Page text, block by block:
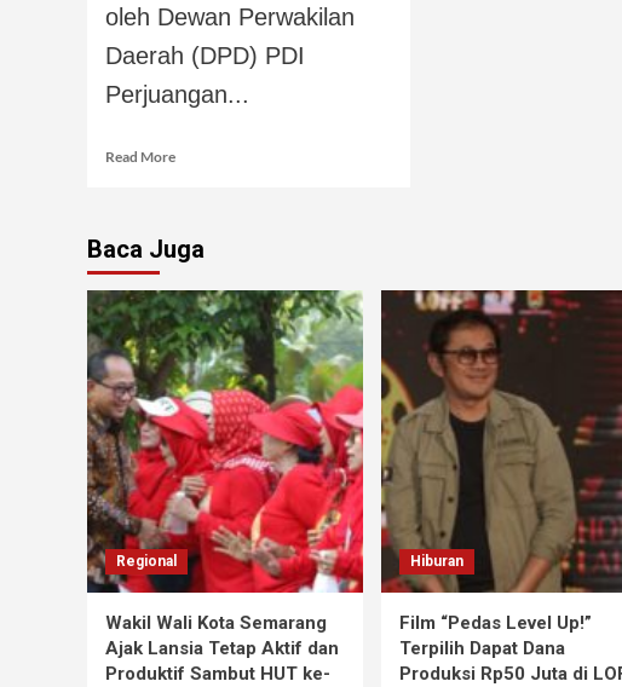
oleh Dewan Perwakilan
Daerah (DPD) PDI
Perjuangan...
Read More
Baca Juga
Regional
Wakil Wali Kota Semarang
Ajak Lansia Tetap Aktif dan
Produktif Sambut HUT ke-
Hiburan
Film “Pedas Level Up!”
Terpilih Dapat Dana
Produksi Rp50 Juta di